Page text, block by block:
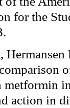
for the
action in